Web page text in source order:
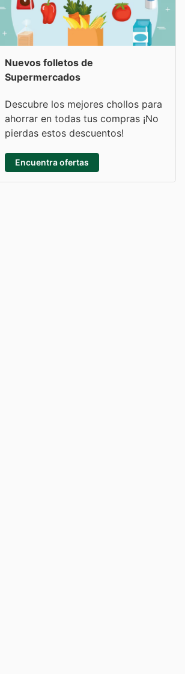
Nuevos folletos de
Supermercados
Descubre los mejores chollos para
ahorrar en todas tus compras ¡No
pierdas estos descuentos!
Encuentra ofertas